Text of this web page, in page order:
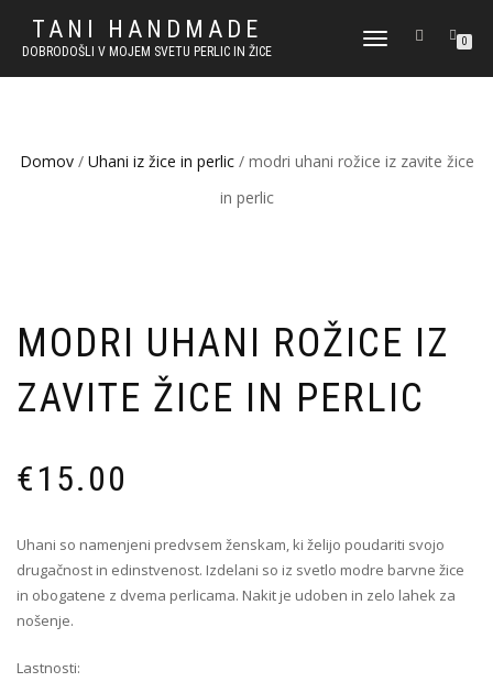
TANI HANDMADE
DOBRODOŠLI V MOJEM SVETU PERLIC IN ŽICE
VKLOPI/IZKLOPI
0
Domov/ Uhani iz žice in perlic/ modri uhani rožice iz zavite žice
in perlic
MODRI UHANI ROŽICE IZ
ZAVITE ŽICE IN PERLIC
€15.00
Uhani so namenjeni predvsem ženskam, ki želijo poudariti svojo
drugačnost in edinstvenost. Izdelani so iz svetlo modre barvne žice
in obogatene z dvema perlicama. Nakit je udoben in zelo lahek za
nošenje.
Lastnosti: